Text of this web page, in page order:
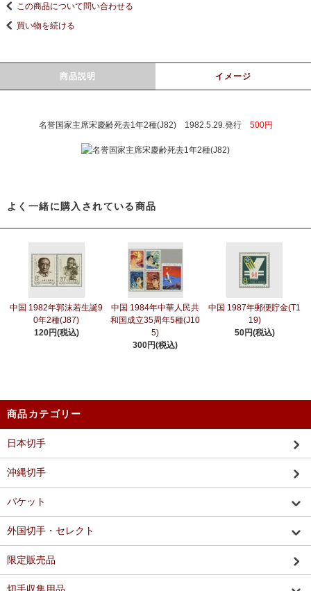
この商品について問い合わせる
買い物を続ける
商品説明 イメージ
名誉国家主席宋慶齢死去1年2種(J82) 1982.5.29.発行 500円
よく一緒に購入されている商品
中国 1982年郭沫若生誕9
0年2種(J87)
120円(税込)
中国 1984年中華人民共
和国成立35周年5種(J10
5)
300円(税込)
中国 1987年郵便貯金(T1
19)
50円(税込)
商品カテゴリー
日本切手
沖縄切手
パケット
外国切手・セレクト
限定販売品